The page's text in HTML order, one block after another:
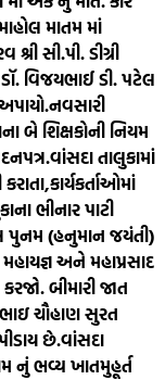
માતમ માં
સી.પી. ડીગ્રી
વિજયભાઈ ડી. પટેલ
નવસારી
બે શિક્ષકોની નિયમ
વાંસદા તાલુકામાં
ભીનાર પાટી
પુનમ (હનુમાન જયંતી)
અને મહાપ્રસાદ
બીમારી જાત
ચૌહાણ સુરત
છે.વાંસદા
નું ભવ્ય ખાતમુહૂર્ત